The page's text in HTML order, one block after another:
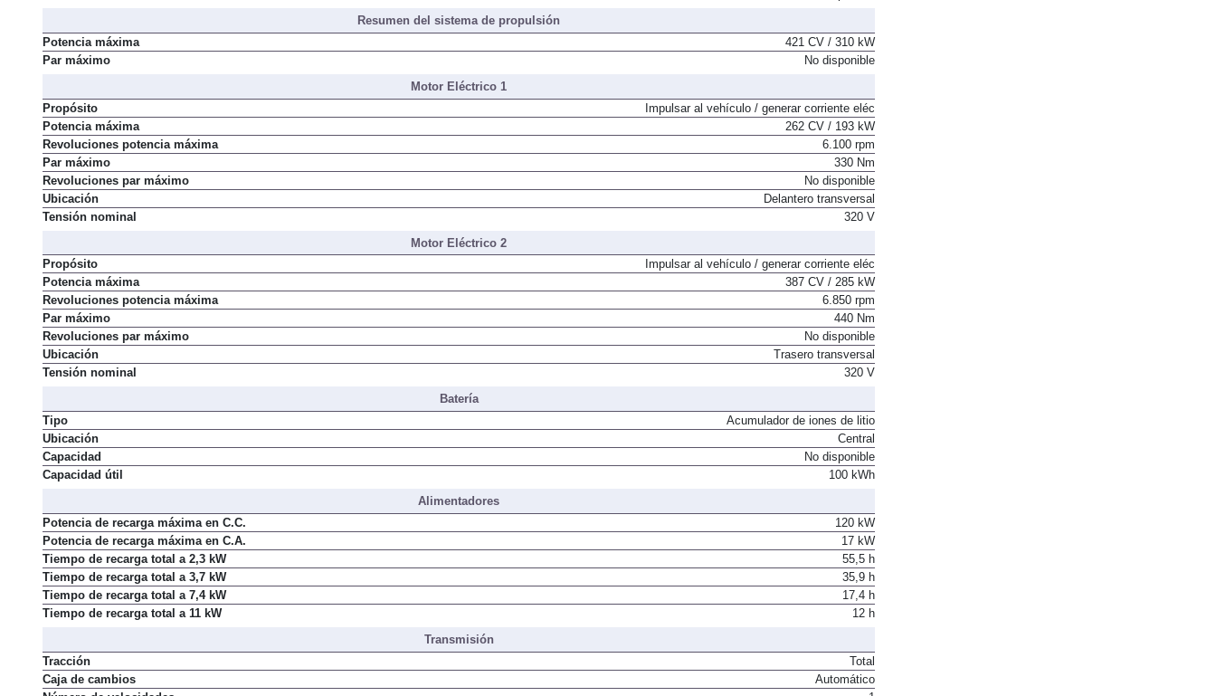
Resumen del sistema de propulsión
Potencia máxima
421 CV / 310 kW
Par máximo
No disponible
Motor Eléctrico 1
Propósito
Impulsar al vehículo / generar corriente eléc
Potencia máxima
262 CV / 193 kW
Revoluciones potencia máxima
6.100 rpm
Par máximo
330 Nm
Revoluciones par máximo
No disponible
Ubicación
Delantero transversal
Tensión nominal
320 V
Motor Eléctrico 2
Propósito
Impulsar al vehículo / generar corriente eléc
Potencia máxima
387 CV / 285 kW
Revoluciones potencia máxima
6.850 rpm
Par máximo
440 Nm
Revoluciones par máximo
No disponible
Ubicación
Trasero transversal
Tensión nominal
320 V
Batería
Tipo
Acumulador de iones de litio
Ubicación
Central
Capacidad
No disponible
Capacidad útil
100 kWh
Alimentadores
Potencia de recarga máxima en C.C.
120 kW
Potencia de recarga máxima en C.A.
17 kW
Tiempo de recarga total a 2,3 kW
55,5 h
Tiempo de recarga total a 3,7 kW
35,9 h
Tiempo de recarga total a 7,4 kW
17,4 h
Tiempo de recarga total a 11 kW
12 h
Transmisión
Tracción
Total
Caja de cambios
Automático